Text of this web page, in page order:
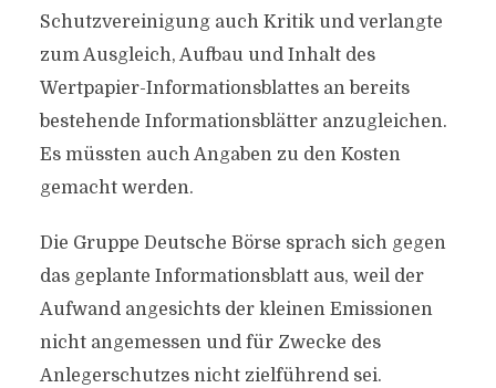
Schutzvereinigung auch Kritik und verlangte
zum Ausgleich, Aufbau und Inhalt des
Wertpapier-Informationsblattes an bereits
bestehende Informationsblätter anzugleichen.
Es müssten auch Angaben zu den Kosten
gemacht werden.
Die Gruppe Deutsche Börse sprach sich gegen
das geplante Informationsblatt aus, weil der
Aufwand angesichts der kleinen Emissionen
nicht angemessen und für Zwecke des
Anlegerschutzes nicht zielführend sei.